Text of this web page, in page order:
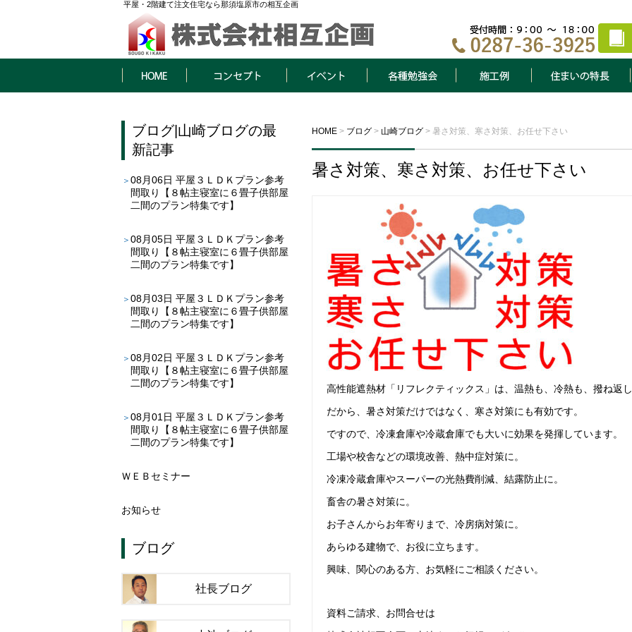
平屋・2階建て注文住宅なら那須塩原市の相互企画
HOME > ブログ > 山崎ブログ > 暑さ対策、寒さ対策、お任せ下さい
暑さ対策、寒さ対策、お任せ下さい
高性能遮熱材「リフレクティックス」は、温熱も、冷熱も、撥ね返
だから、暑さ対策だけではなく、寒さ対策にも有効です。
ですので、冷凍倉庫や冷蔵倉庫でも大いに効果を発揮しています。
工場や校舎などの環境改善、熱中症対策に。
冷凍冷蔵倉庫やスーパーの光熱費削減、結露防止に。
畜舎の暑さ対策に。
お子さんからお年寄りまで、冷房病対策に。
あらゆる建物で、お役に立ちます。
興味、関心のある方、お気軽にご相談ください。
資料ご請求、お問合せは
ブログ| 山崎ブログの最
新記事
08月06日 平屋３ＬＤＫプラン参考
間取り【８帖主寝室に６畳子供部屋
二間のプラン特集です】
08月05日 平屋３ＬＤＫプラン参考
間取り【８帖主寝室に６畳子供部屋
二間のプラン特集です】
08月03日 平屋３ＬＤＫプラン参考
間取り【８帖主寝室に６畳子供部屋
二間のプラン特集です】
08月02日 平屋３ＬＤＫプラン参考
間取り【８帖主寝室に６畳子供部屋
二間のプラン特集です】
08月01日 平屋３ＬＤＫプラン参考
間取り【８帖主寝室に６畳子供部屋
二間のプラン特集です】
ＷＥＢセミナー
お知らせ
ブログ
社長ブログ